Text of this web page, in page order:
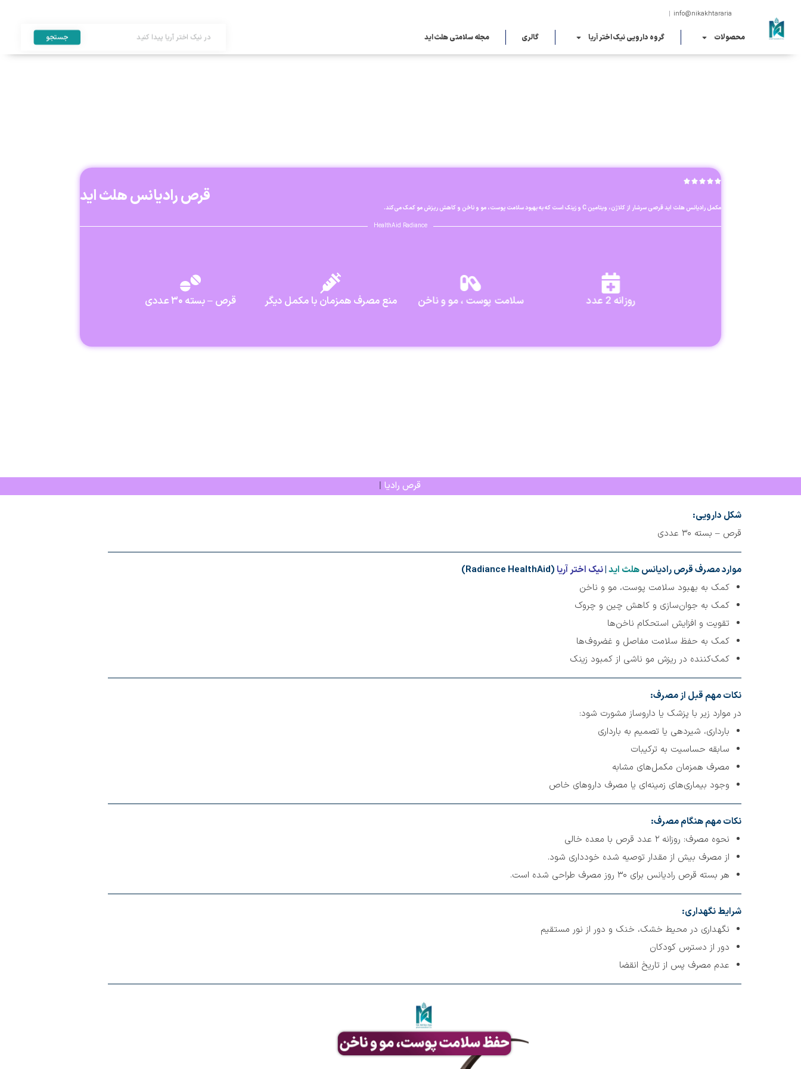
info@nikakh
|
محصولات گروه دارویی نیک اختر آریا گالری مجله سلامتی هلث اید جستجو
قرص رادیانس هلث اید
مکمل رادیانس هلث اید قرصی سرشار از کلاژن، ویتامین C و زینک است که به بهبود سلامت پوست، مو و ناخن و کاهش ریزش مو کمک می‌کند.
HealthAid Radiance
روزانه 2 عدد سلامت پوست ، مو و ناخن منع مصرف همزمان با مکمل دیگر قرص – بسته ۳۰ عددی
ق |
شکل دارویی:
قرص – بسته ۳۰ عددی
موارد مصرف قرص رادیانسهلث اید|نیک اختر آریا(Radiance HealthAid)
کمک به بهبود سلامت پوست، مو و ناخن
کمک به جوان‌سازی و کاهش چین و چروک
تقویت و افزایش استحکام ناخن‌ها
کمک به حفظ سلامت مفاصل و غضروف‌ها
کمک‌کننده در ریزش مو ناشی از کمبود زینک
نکات مهم قبل از مصرف:
در موارد زیر با پزشک یا داروساز مشورت شود:
بارداری، شیردهی یا تصمیم به بارداری
سابقه حساسیت به ترکیبات
مصرف همزمان مکمل‌های مشابه
وجود بیماری‌های زمینه‌ای یا مصرف داروهای خاص
نکات مهم هنگام مصرف:
نحوه مصرف: روزانه ۲ عدد قرص با معده خالی
از مصرف بیش از مقدار توصیه شده خودداری شود.
هر بسته قرص رادیانس برای ۳۰ روز مصرف طراحی شده است.
شرایط نگهداری:
نگهداری در محیط خشک، خنک و دور از نور مستقیم
دور از دسترس کودکان
عدم مصرف پس از تاریخ انقضا